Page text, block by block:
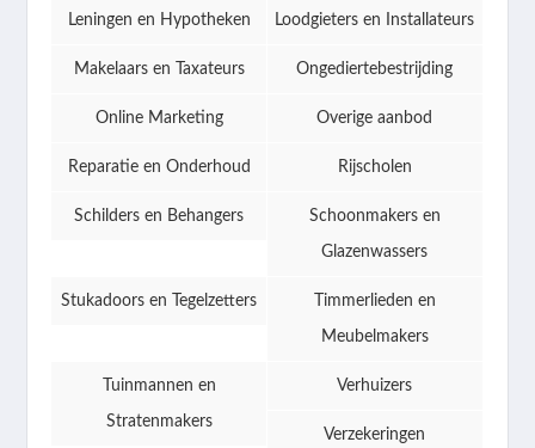
Leningen en Hypotheken Loodgieters en Installateurs
Makelaars en Taxateurs Ongediertebestrijding
Online Marketing Overige aanbod
Reparatie en Onderhoud Rijscholen
Schilders en Behangers Schoonmakers en
Glazenwassers
Stukadoors en Tegelzetters Timmerlieden en
Meubelmakers
Tuinmannen en
Stratenmakers
Verhuizers
Verzekeringen